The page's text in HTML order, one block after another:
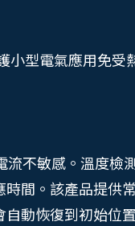
型電氣應用免受
不敏感。溫度檢
間。該產品提供
動恢復到初始位